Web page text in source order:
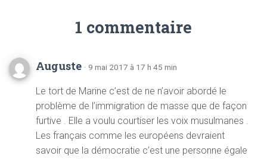
1 commentaire
Auguste · 9 mai 2017 à 17 h 45 min
Le tort de Marine c’est de ne n’avoir abordé le
problème de l’immigration de masse que de façon
furtive . Elle a voulu courtiser les voix musulmanes .
Les français comme les européens devraient
savoir que la démocratie c’est une personne égale